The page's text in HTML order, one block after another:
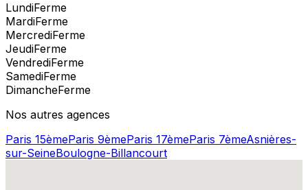
LundiFerme
MardiFerme
MercrediFerme
JeudiFerme
VendrediFerme
SamediFerme
DimancheFerme
Nos autres agences
Paris 15èmeParis 9èmeParis 17èmeParis 7èmeAsnières-
sur-SeineBoulogne-Billancourt